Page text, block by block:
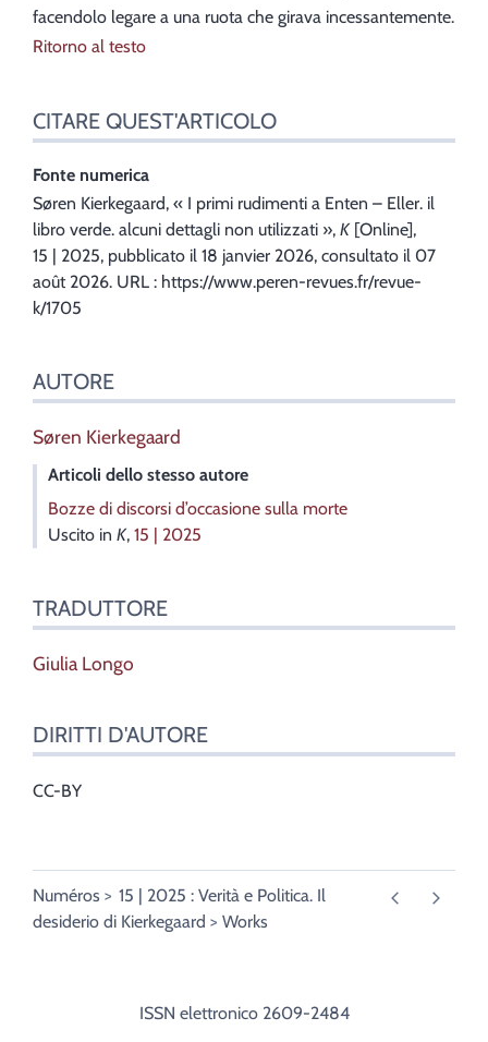
facendolo legare a una ruota che girava incessantemente.
Ritorno al testo
CITARE QUEST'ARTICOLO
Fonte numerica
Søren Kierkegaard, « I primi rudimenti a Enten – Eller. il
libro verde. alcuni dettagli non utilizzati », K [Online],
15 | 2025, pubblicato il 18 janvier 2026, consultato il 07
août 2026. URL : https://www.peren-revues.fr/revue-
k/1705
AUTORE
Søren Kierkegaard
Articoli dello stesso autore
Bozze di discorsi d’occasione sulla morte
Uscito in K, 15 | 2025
TRADUTTORE
GiuliaLongo
DIRITTI D'AUTORE
CC-BY
Numéros
15 | 2025 : Verità e Politica. Il
desiderio di Kierkegaard
Works
ISSN elettronico 2609-2484